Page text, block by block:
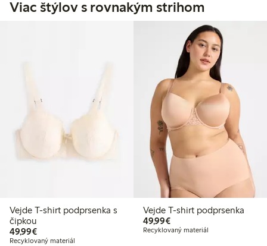
Viac štýlov s rovnakým strihom
Vejde T-shirt podprsenka s
čipkou
49,99€49,99 €
Recyklovaný materiál
Vejde T-shirt podprsenka
49,99€49,99 €
Recyklovaný materiál